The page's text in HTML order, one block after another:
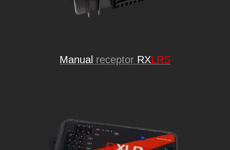
Manual receptor RXLRS